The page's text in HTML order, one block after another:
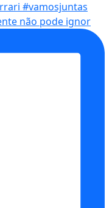
não pode ignor